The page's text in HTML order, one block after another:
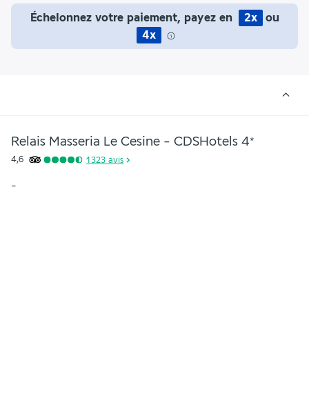
Échelonnez votre paiement, payez en 2x
ou
4x
Relais Masseria Le Cesine - CDSHotels 4*
4,6 1 323 avis
-